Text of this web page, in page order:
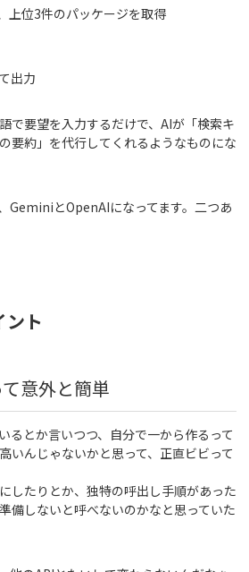
上位3件のパッケージを取得
出力
で要望を入力するだけで、AIが「検索キ
要約」を代行してくれるようなものにな
GeminiとOpenAIになってます。二つあ
ト
意外と簡単
るとか言いつつ、自分で一から作るって
いんじゃないかと思って、正直ビビって
したりとか、独特の呼出し手順があった
備しないと呼べないのかなと思っていた